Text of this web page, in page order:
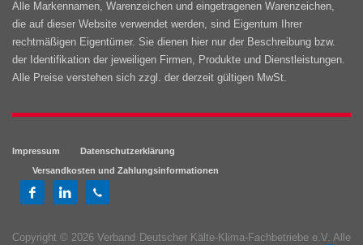
Alle Markennamen, Warenzeichen und eingetragenen Warenzeichen,
die auf dieser Website verwendet werden, sind Eigentum Ihrer
rechtmäßigen Eigentümer. Sie dienen hier nur der Beschreibung bzw.
der Identifikation der jeweiligen Firmen, Produkte und Dienstleistungen.
Alle Preise verstehen sich zzgl. der derzeit gültigen MwSt.
Impressum
Datenschutzerklärung
Versandkosten und Zahlungsinformationen
Copyright © 2026 Verband Deutscher Kälte-Klima-Fachbetriebe e.V. Alle